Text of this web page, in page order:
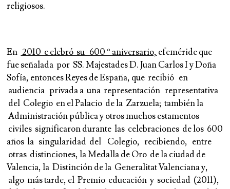
religiosos.
En 2010 c elebró su 600 º aniversario, efeméride que
fue señalada porSS. Majestades D. Juan Carlos I y Doña
Sofía, entoncesReyes deEspaña, que recibió en
audiencia privada a una representación representativa
del Colegio en el Palacio de la Zarzuela; también la
Administración pública y otros muchos estamentos
civiles significaron durante las celebraciones de los 600
años la singularidad del Colegio, recibiendo, entre
otras distinciones, laMedalla de Oro de la ciudad de
Valencia,laDistinción de la Generalitat Valencianay,
algo más tarde, el Premio educación y sociedad (2011),